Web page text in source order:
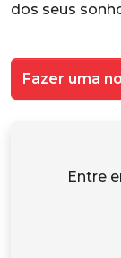
dos seus
Fazer uma
Entre